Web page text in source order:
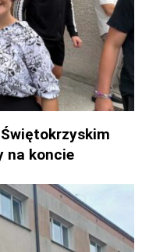
na koncie